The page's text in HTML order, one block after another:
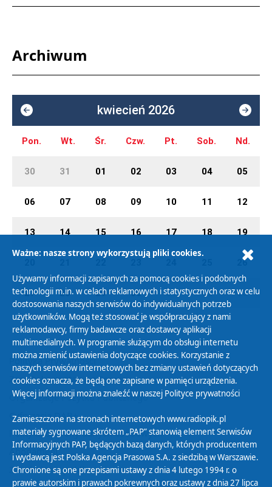
Archiwum
kwiecień 2026
Pon. Wt. Śr. Czw. Pt. Sob. Nd.
30 31 01 02 03 04 05
06 07 08 09 10 11 12
13 14 15 16 17 18 19
26
27 28 29 30 01 02 03
Polityka Prywatności
Zasady korzystania z Serwisu
Organizacje Pożytku Publicznego
Cyfryzacja DAB+
Polityka ochrony danych osobowych
Abonament
Zamówienia publiczne
Ważne: nasze strony wykorzystują pliki cookies.
Używamy informacji zapisanych za pomocą cookies i podobnych
technologii m.in. w celach reklamowych i statystycznych oraz w celu
dostosowania naszych serwisów do indywidualnych potrzeb
użytkowników. Mogą też stosować je współpracujący z nami
reklamodawcy, firmy badawcze oraz dostawcy aplikacji
multimedialnych. W programie służącym do obsługi internetu
można zmienić ustawienia dotyczące cookies. Korzystanie z
naszych serwisów internetowych bez zmiany ustawień dotyczących
cookies oznacza, że będą one zapisane w pamięci urządzenia.
Więcej informacji można znaleźć w naszej Polityce prywatności
Zamieszczone na stronach internetowych www.radiopik.pl
materiały sygnowane skrótem „PAP” stanowią element Serwisów
Informacyjnych PAP, będących bazą danych, których producentem
i wydawcą jest Polska Agencja Prasowa S.A. z siedzibą w Warszawie.
Chronione są one przepisami ustawy z dnia 4 lutego 1994 r. o
prawie autorskim i prawach pokrewnych oraz ustawy z dnia 27 lipca